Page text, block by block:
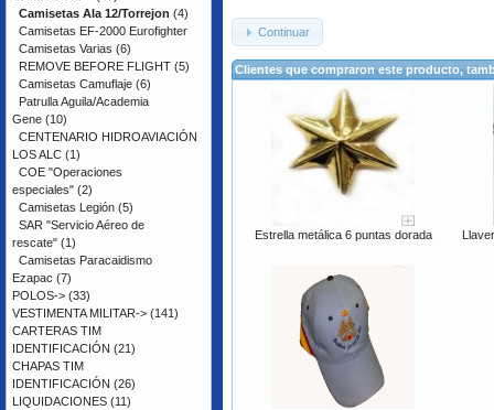
Continuar
Clientes que compraron este producto,
Estrella metálica 6 puntas dorada
Camisetas Ala 12/Torrejon (4)
Camisetas EF-2000 Eurofighter
Camisetas Varias (6)
REMOVE BEFORE FLIGHT (5)
Camisetas Camuflaje (6)
Patrulla Aguila/Academia
Gene (10)
CENTENARIO HIDROAVIACIÓN
LOS ALC (1)
COE "Operaciones
especiales" (2)
Camisetas Legión (5)
SAR "Servicio Aéreo de
rescate" (1)
Camisetas Paracaidismo
Ezapac (7)
POLOS-> (33)
VESTIMENTA MILITAR-> (141)
CARTERAS TIM
IDENTIFICACIÓN (21)
CHAPAS TIM
IDENTIFICACIÓN (26)
LIQUIDACIONES (11)